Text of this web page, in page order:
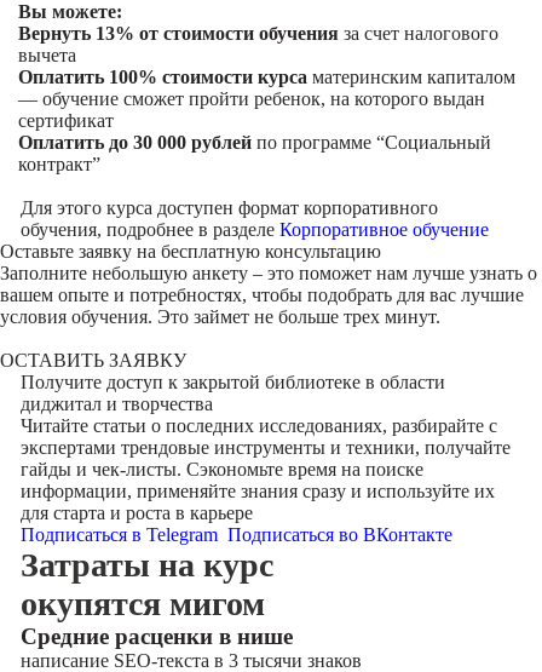
Вы можете:
Вернуть 13% от стоимости обучения за счет налогового
вычета
Оплатить 100% стоимости курса материнским капиталом
— обучение сможет пройти ребенок, на которого выдан
сертификат
Оплатить до 30 000 рублей по программе “Социальный
контракт”
Для этого курса доступен формат корпоративного
обучения, подробнее в разделе Корпоративное обучение
Оставьте заявку на бесплатную консультацию
Заполните небольшую анкету – это поможет нам лучше узнать о
вашем опыте и потребностях, чтобы подобрать для вас лучшие
условия обучения. Это займет не больше трех минут.
ОСТАВИТЬ ЗАЯВКУ
Получите доступ к закрытой библиотекев области
диджитал и творчества
Читайте статьи о последних исследованиях, разбирайте с
экспертами трендовые инструменты и техники, получайте
гайды и чек-листы. Сэкономьте время на поиске
информации, применяйте знания сразу и используйте их
для старта и роста в карьере
Подписаться в Telegram Подписаться во ВКонтакте
Затраты на курс
окупятся мигом
Cредние расценки в нише
написание SEO-текста в 3 тысячи знаков